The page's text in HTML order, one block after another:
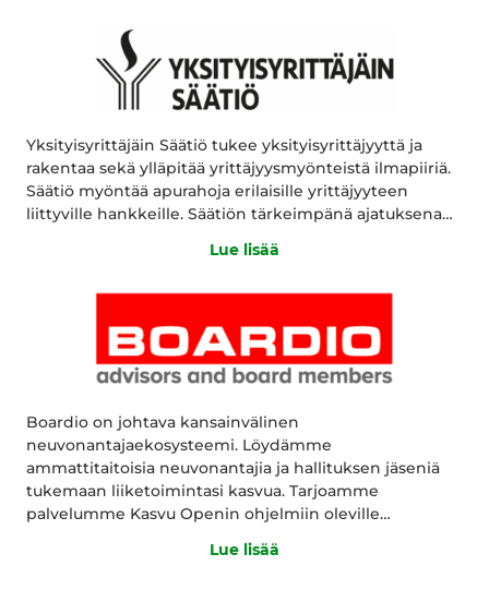
Yksityisyrittäjäin Säätiö tukee yksityisyrittäjyyttä ja
rakentaa sekä ylläpitää yrittäjyysmyönteistä ilmapiiriä.
Säätiö myöntää apurahoja erilaisille yrittäjyyteen
liittyville hankkeille. Säätiön tärkeimpänä ajatuksena…
Lue lisää
Boardio on johtava kansainvälinen
neuvonantajaekosysteemi. Löydämme
ammattitaitoisia neuvonantajia ja hallituksen jäseniä
tukemaan liiketoimintasi kasvua. Tarjoamme
palvelumme Kasvu Openin ohjelmiin oleville…
Lue lisää